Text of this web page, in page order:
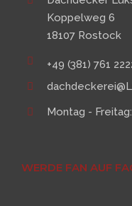
Koppelweg 6
18107 Rostock
+49 (381) 761
Montag -
WERDE FAN AUF